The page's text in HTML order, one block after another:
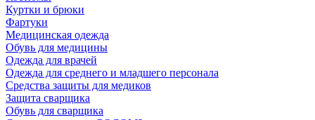
Куртки и брюки
Фартуки
Медицинская одежда
Обувь для медицины
Одежда для врачей
Одежда для среднего и младшего персонала
Средства защиты для медиков
Защита сварщика
Обувь для сварщика